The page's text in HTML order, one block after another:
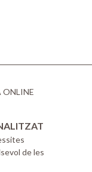
ONLINE
de les